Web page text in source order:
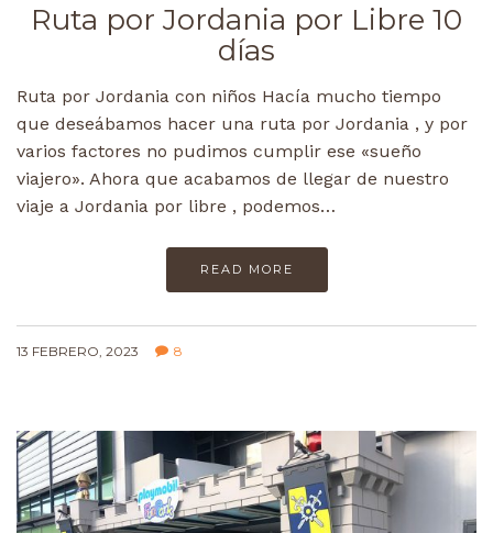
Ruta por Jordania por Libre 10
días
Ruta por Jordania con niños Hacía mucho tiempo
que deseábamos hacer una ruta por Jordania , y por
varios factores no pudimos cumplir ese «sueño
viajero». Ahora que acabamos de llegar de nuestro
viaje a Jordania por libre , podemos…
READ MORE
13 FEBRERO, 2023 8